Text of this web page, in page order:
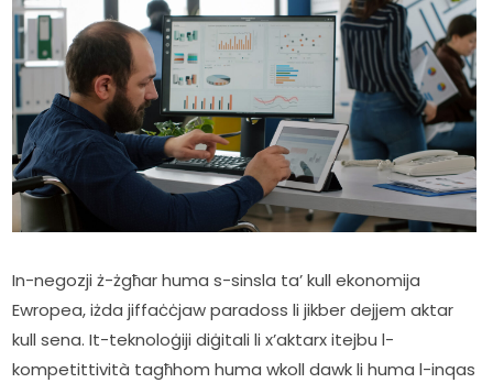
In-negozji ż-żgħar huma s-sinsla ta’ kull ekonomija
Ewropea, iżda jiffaċċjaw paradoss li jikber dejjem aktar
kull sena. It-teknoloġiji diġitali li x’aktarx itejbu l-
kompetittività tagħhom huma wkoll dawk li huma l-inqas